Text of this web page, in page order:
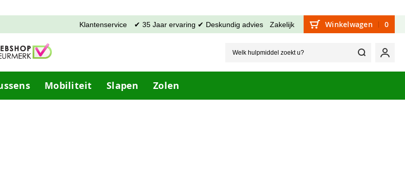
Klantenservice ✔ 35 Jaar ervaring ✔ Deskundig advies Zakelijk Winkelwagen 0
Welk
Mijn
Mobiliteit Slapen Zolen